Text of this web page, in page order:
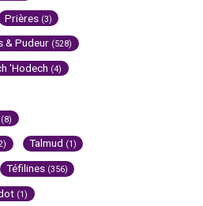
Prières (3)
& Pudeur (528)
'Hodech (4)
(8)
Talmud (1)
Téfilines (356)
(1)